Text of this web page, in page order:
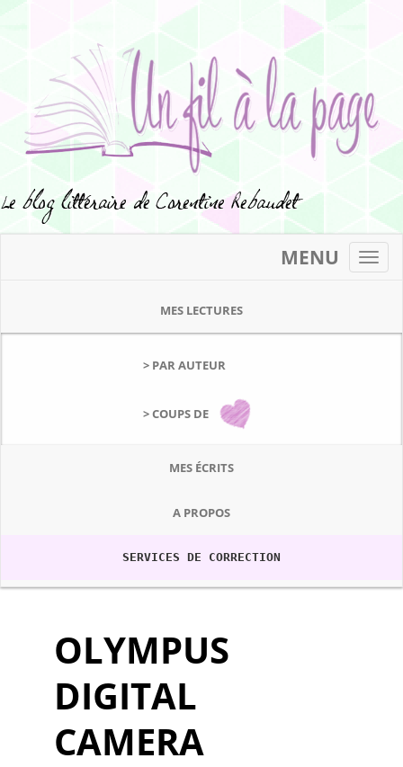
MENU
MES LECTURES
> PAR AUTEUR
> COUPS DE
MES ÉCRITS
A PROPOS
SERVICES DE CORRECTION
OLYMPUS
DIGITAL
CAMERA